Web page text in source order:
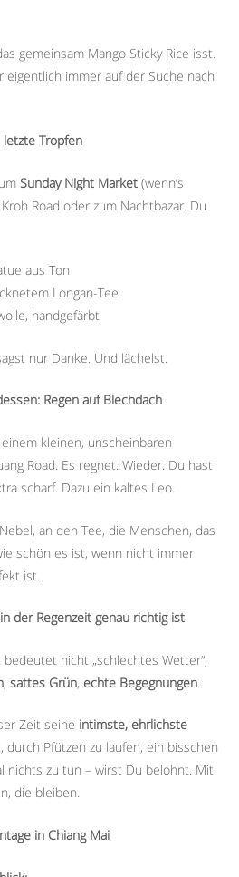
gemeinsam Mango Sticky Rice isst.
eigentlich immer auf der Suche nach
Tropfen
Sunday Night Market (wenn’s
Road oder zum Nachtbazar. Du
aus Ton
Longan-Tee
handgefärbt
nur Danke. Und lächelst.
Regen auf Blechdach
kleinen, unscheinbaren
Road. Es regnet. Wieder. Du hast
scharf. Dazu ein kaltes Leo.
an den Tee, die Menschen, das
schön es ist, wenn nicht immer
ist.
der Regenzeit genau richtig ist
nicht „schlechtes Wetter“,
, sattes Grün, echte Begegnungen.
Zeit seine intimste, ehrlichste
durch Pfützen zu laufen, ein bisschen
nichts zu tun – wirst Du belohnt. Mit
die bleiben.
in Chiang Mai